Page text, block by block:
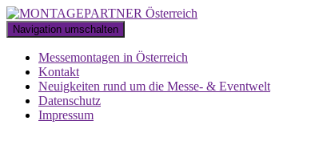
Navigation umschalten
Messemontagen in Österreich
Kontakt
Neuigkeiten rund um die Messe- & Eventwelt
Datenschutz
Impressum